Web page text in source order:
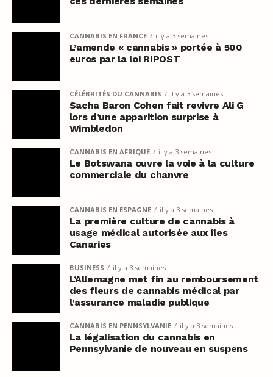
CANNABIS EN FRANCE il y a 3 semaines
L’amende « cannabis » portée à 500
euros par la loi RIPOST
CÉLÉBRITÉS DU CANNABIS il y a 3 semaines
Sacha Baron Cohen fait revivre Ali G
lors d’une apparition surprise à
Wimbledon
CANNABIS EN AFRIQUE il y a 3 semaines
Le Botswana ouvre la voie à la culture
commerciale du chanvre
CANNABIS EN ESPAGNE il y a 3 semaines
La première culture de cannabis à
usage médical autorisée aux îles
Canaries
BUSINESS il y a 3 semaines
L’Allemagne met fin au remboursement
des fleurs de cannabis médical par
l’assurance maladie publique
CANNABIS EN PENNSYLVANIE il y a 3 semaines
La légalisation du cannabis en
Pennsylvanie de nouveau en suspens